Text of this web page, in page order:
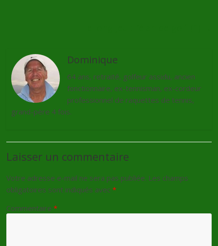
Dominique
64 ans, retraité, golfeur assidu, ancien
fonctionnaire, ex-tennisman, ex-cordeur
professionnel de raquettes de tennis,
grand-père 4 fois.
Laisser un commentaire
Votre adresse e-mail ne sera pas publiée. Les champs
obligatoires sont indiqués avec*
Commentaire*